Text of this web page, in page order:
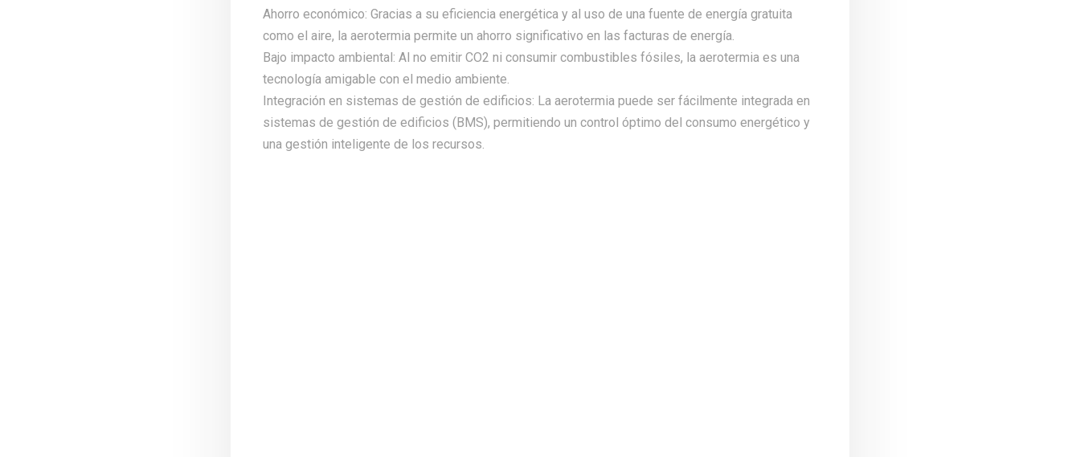
Ahorro económico: Gracias a su eficiencia energética y al uso de una fuente de energía gratuita
como el aire, la aerotermia permite un ahorro significativo en las facturas de energía.
Bajo impacto ambiental: Al no emitir CO2 ni consumir combustibles fósiles, la aerotermia es una
tecnología amigable con el medio ambiente.
Integración en sistemas de gestión de edificios: La aerotermia puede ser fácilmente integrada en
sistemas de gestión de edificios (BMS), permitiendo un control óptimo del consumo energético y
una gestión inteligente de los recursos.